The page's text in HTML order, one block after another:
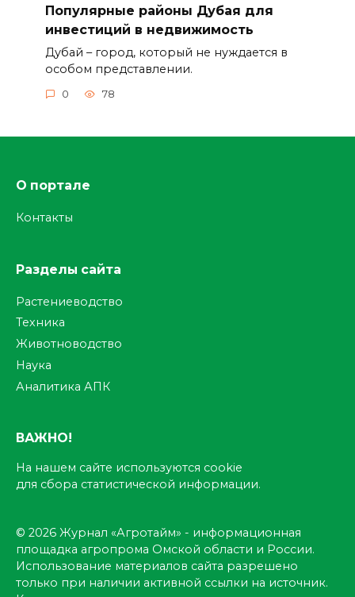
Популярные районы Дубая для
инвестиций в недвижимость
Дубай – город, который не нуждается в
особом представлении.
0 78
О портале
Контакты
Разделы сайта
Растениеводство
Техника
Животноводство
Наука
Аналитика АПК
ВАЖНО!
На нашем сайте используются cookie
для сбора статистической информации.
© 2026 Журнал «Агротайм» - информационная
площадка агропрома Омской области и России.
Использование материалов сайта разрешено
только при наличии активной ссылки на источник.